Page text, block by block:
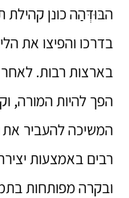
הבּוּדְּהַה כונן
בדרכו והפיצו את
בארצות רבות. לאחר
הפך להיות המורה,
המשיכה להעביר
רבים באמצעות
ובקרה מפותחות